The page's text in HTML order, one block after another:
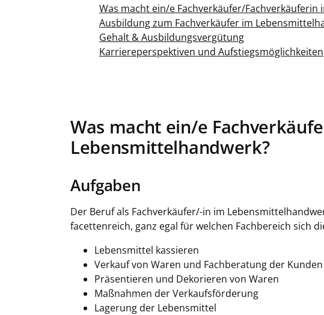
Was macht ein/e Fachverkäufer/Fachverkäuferin
Ausbildung zum Fachverkäufer im
Gehalt & Ausbildungsvergütung
Karriereperspektiven und Aufstiegsmöglichkeiten
Was macht ein/e
Lebensmittelhandwerk?
Aufgaben
Der Beruf als Fachverkäufer/-in im
facettenreich, ganz egal für welchen Fachbereich sich
Lebensmittel kassieren
Verkauf von Waren und Fachberatung der
Präsentieren und Dekorieren von Waren
Maßnahmen der Verkaufsförderung
Lagerung der Lebensmittel